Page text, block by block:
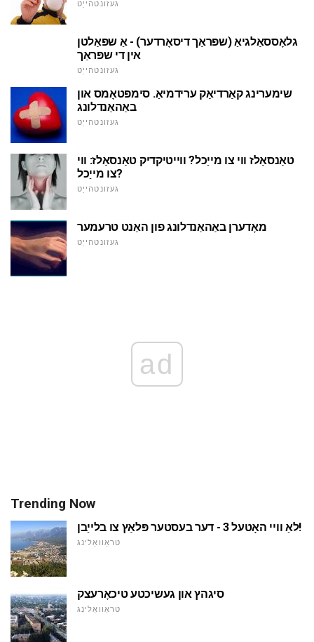
געזונטהייַט
גלאָססאַלגיאַ (שפּראַך דיסאָרדער) - אַ שפּאַלטן
אין די שפּראַך
געזונטהייַט
שימערינג קאַרדיאַק ערידמיאַ. סימפּטאָמס און
באַהאַנדלונג
געזונטהייַט
טאַנסאַלז ווי צו מייַכל? ווייטיקדיק טאַנסאַלז: ווי
צו מייַכל?
געזונטהייַט
מאָדערן באַהאַנדלונג פון האַנט טרעמער
געזונטהייַט
ad
Trending Now
לאַ וויי האָטעל 3 - דער בעסטער פּלאַץ צו בלייַבן!
טראַוואַלינג
סיגהץ און געשיכטע טיכאָרעצק
טראַוואַלינג